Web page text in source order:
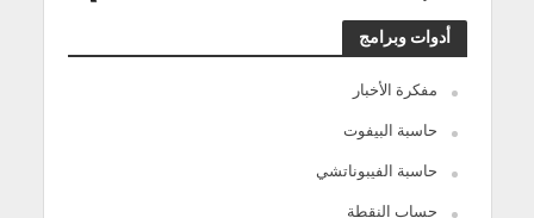
أدوات وبرامج
مفكرة الأخبار
حاسبة البيفوت
حاسبة الفيبوناتشي
حساب النقطة